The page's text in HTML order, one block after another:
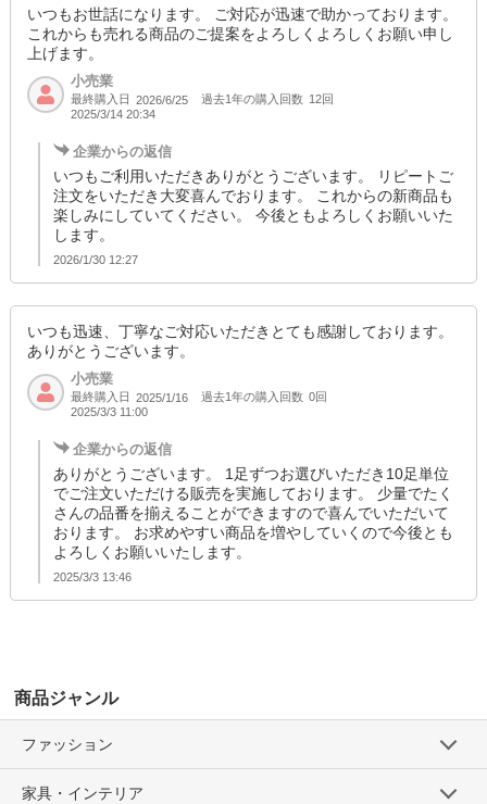
いつもお世話になります。 ご対応が迅速で助かっております。
これからも売れる商品のご提案をよろしくよろしくお願い申し
上げます。
小売業
最終購入日 2026/6/25 過去1年の購入回数 12回
2025/3/14 20:34
企業からの返信
いつもご利用いただきありがとうございます。 リピートご
注文をいただき大変喜んでおります。 これからの新商品も
楽しみにしていてください。 今後ともよろしくお願いいた
します。
2026/1/30 12:27
いつも迅速、丁寧なご対応いただきとても感謝しております。
ありがとうございます。
小売業
最終購入日 2025/1/16 過去1年の購入回数 0回
2025/3/3 11:00
企業からの返信
ありがとうございます。 1足ずつお選びいただき10足単位
でご注文いただける販売を実施しております。 少量でたく
さんの品番を揃えることができますので喜んでいただいて
おります。 お求めやすい商品を増やしていくので今後とも
よろしくお願いいたします。
2025/3/3 13:46
商品ジャンル
ファッション
家具・インテリア